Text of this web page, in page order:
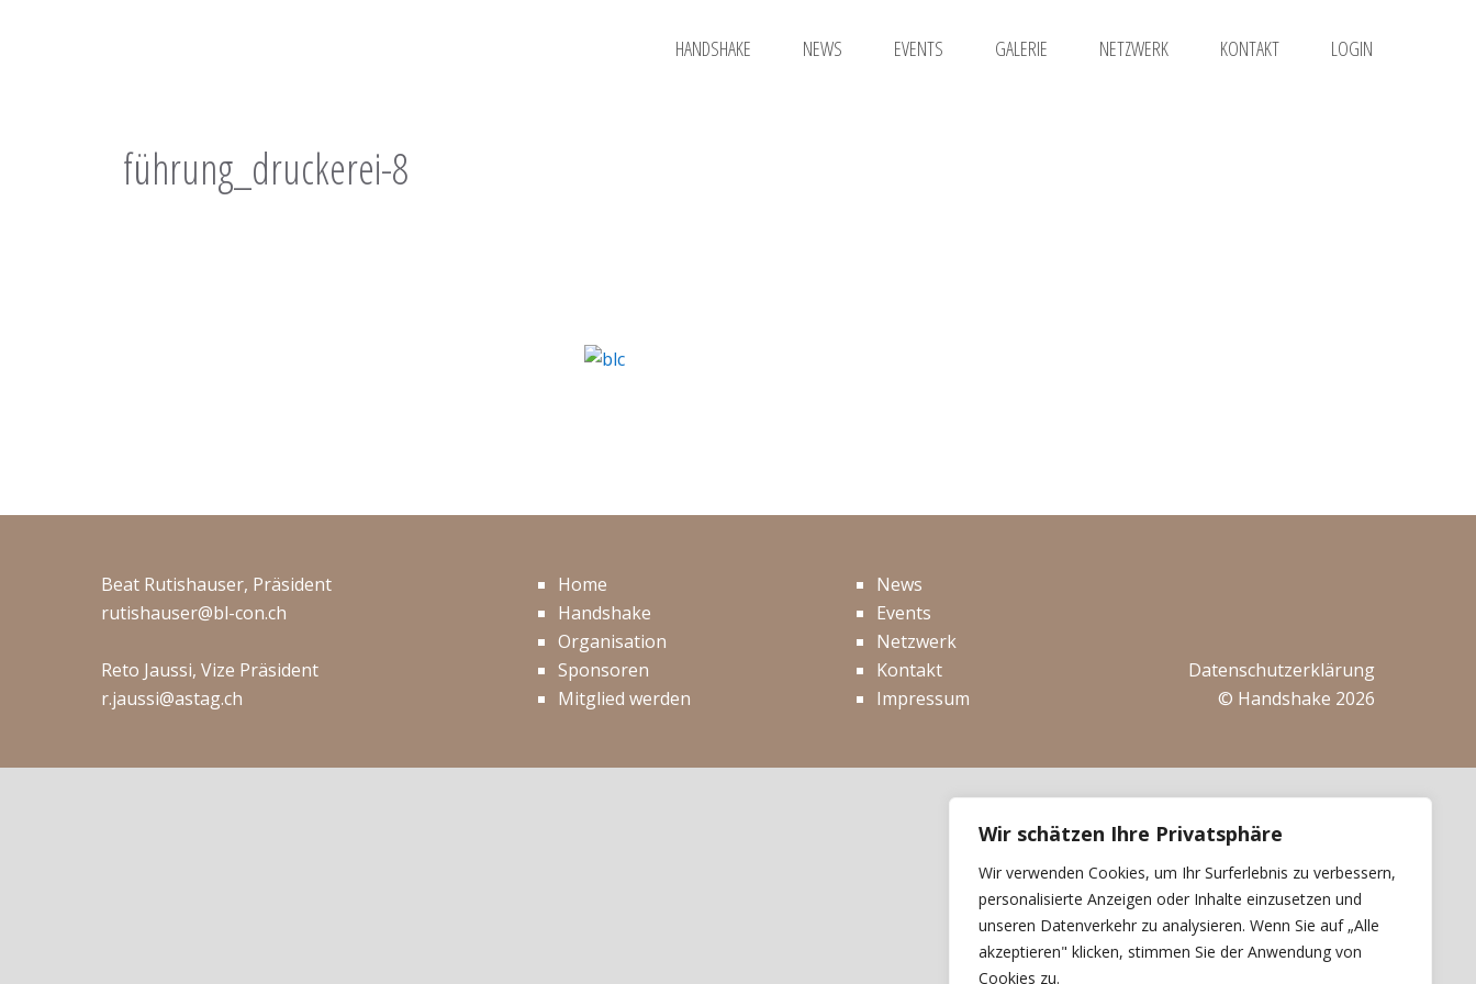
Wir schätzen Ihre Privatsphäre
Wir verwenden Cookies, um Ihr Surferlebnis zu verbessern,
personalisierte Anzeigen oder Inhalte einzusetzen und
unseren Datenverkehr zu analysieren. Wenn Sie auf „Alle
akzeptieren" klicken, stimmen Sie der Anwendung von
Cookies zu.
HANDSHAKE NEWS EVENTS GALERIE NETZWERK KONTAKT LOGIN
führung_druckerei-8
Beat Rutishauser, Präsident
rutishauser@bl-con.ch
Reto Jaussi, Vize Präsident
r.jaussi@astag.ch
Home
Handshake
Organisation
Sponsoren
Mitglied werden
News
Events
Netzwerk
Kontakt
Impressum
Datenschutzerklärung
© Handshake 2026